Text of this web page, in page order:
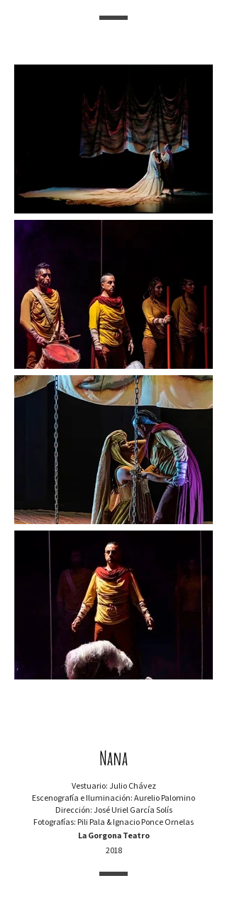
Nana
Vestuario: Julio Chávez
Escenografía e Iluminación: Aurelio Palomino
Dirección: José Uriel García Solís
Fotografías: Pili Pala & Ignacio Ponce Ornelas
La Gorgona Teatro
2018